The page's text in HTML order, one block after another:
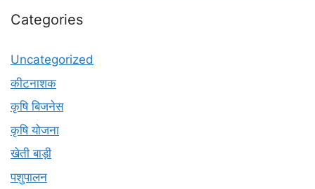
Categories
Uncategorized
कीटनाशक
कृषि बिजनेस
कृषि योजना
खेती बाड़ी
पशुपालन